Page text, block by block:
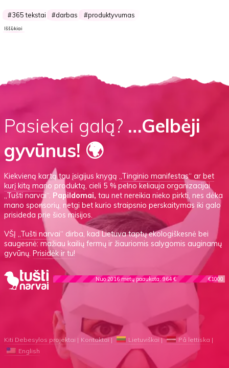
365 tekstai darbas produktyvumas
Iššūkiai
Pasiekei galą? …Gelbėji
gyvūnus! 🌍
Kiekvieną kartą tau įsigijus knygą„Tinginio manifestas“ ar bet
kurį kitą mano produktą, cieli 5 % pelno keliauja organizacijai
„Tušti narvai“. Papildomai, tau net nereikia nieko pirkti, nes dėka
mano sponsorių, netgi bet kurio straipsnio perskaitymas iki galo
prisideda prie šios misijos.
VŠĮ„Tušti narvai“ dirba, kad Lietuva taptų ekologiškesnė bei
saugesnė: mažiau kailių fermų ir žiauriomis salygomis auginamų
gyvūnų. Prisidėk ir tu!
Nuo 2016 metų paaukota: 964 € €1000
Kiti Debesylos projektai Kontaktai Lietuviškai
På lettiska
English